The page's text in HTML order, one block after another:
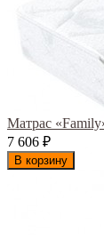
Матрас
7 606 ₽
В корзину